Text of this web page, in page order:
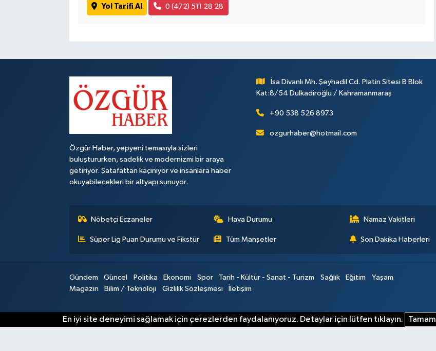
Yol Tarifi Al 0 (472) 511 28 28
Özgür Haber, yepyeni temasıyla sizleri
buluştururken, sadelik ve modernizmi bir araya
getiriyor. Şatafattan kaçınıyor ve insanlara haber
okuyabilecekleri bir altyapı sunuyor.
İsa Divanlı Mh. Şeyhadil Cd. Platin Sitesi B Blok
Kat:8/54 Dulkadiroğlu / Kahramanmaraş
+90 538 526 8973
ozgurhaber@hotmail.com
Nöbetçi Eczaneler Hava Durumu Namaz Vakitleri
Süper Lig Puan Durumu ve Fikstür Tüm Manşetler Son Dakika Haberleri
Gündem Güncel Politika Ekonomi Spor Tarih - Kültür - Sanat - Turizm Sağlık Eğitim
Yaşam
Magazin
Bilim / Teknoloji Gizlilik Sözleşmesi İletişim
En iyi site deneyimi sağlamak için çerezlerden faydalanıyoruz. Detaylar için lütfen tıklayın. Tamam